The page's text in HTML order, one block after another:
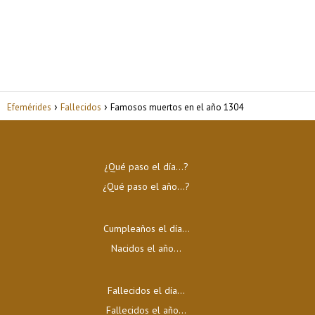
Efemérides Fallecidos Famosos muertos en el año 1304
¿Qué paso el día…?
¿Qué paso el año…?
Cumpleaños el día…
Nacidos el año…
Fallecidos el día…
Fallecidos el año…